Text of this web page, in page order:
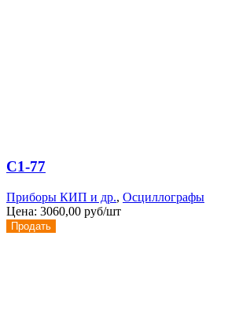
С1-77
Приборы КИП и др., Осциллографы
Цена: 3060,00 руб/шт
Продать